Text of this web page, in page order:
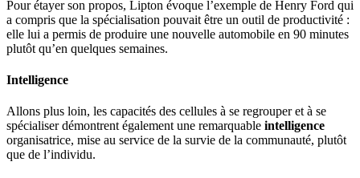
Pour étayer son propos, Lipton évoque l’exemple de Henry Ford qui
a compris que la spécialisation pouvait être un outil de productivité :
elle lui a permis de produire une nouvelle automobile en 90 minutes
plutôt qu’en quelques semaines.
Intelligence
Allons plus loin, les capacités des cellules à se regrouper et à se
spécialiser démontrent également une remarquable intelligence
organisatrice, mise au service de la survie de la communauté, plutôt
que de l’individu.